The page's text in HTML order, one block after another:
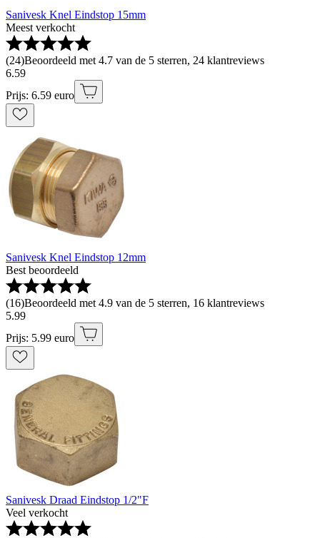
Sanivesk Knel Eindstop 15mm
Meest verkocht
(24)Beoordeeld met 4.7 van de 5 sterren, 24 klantreviews
6.59
Prijs: 6.59 euro
Sanivesk Knel Eindstop 12mm
Best beoordeeld
(16)Beoordeeld met 4.9 van de 5 sterren, 16 klantreviews
5.99
Prijs: 5.99 euro
Sanivesk Draad Eindstop 1/2"F
Veel verkocht